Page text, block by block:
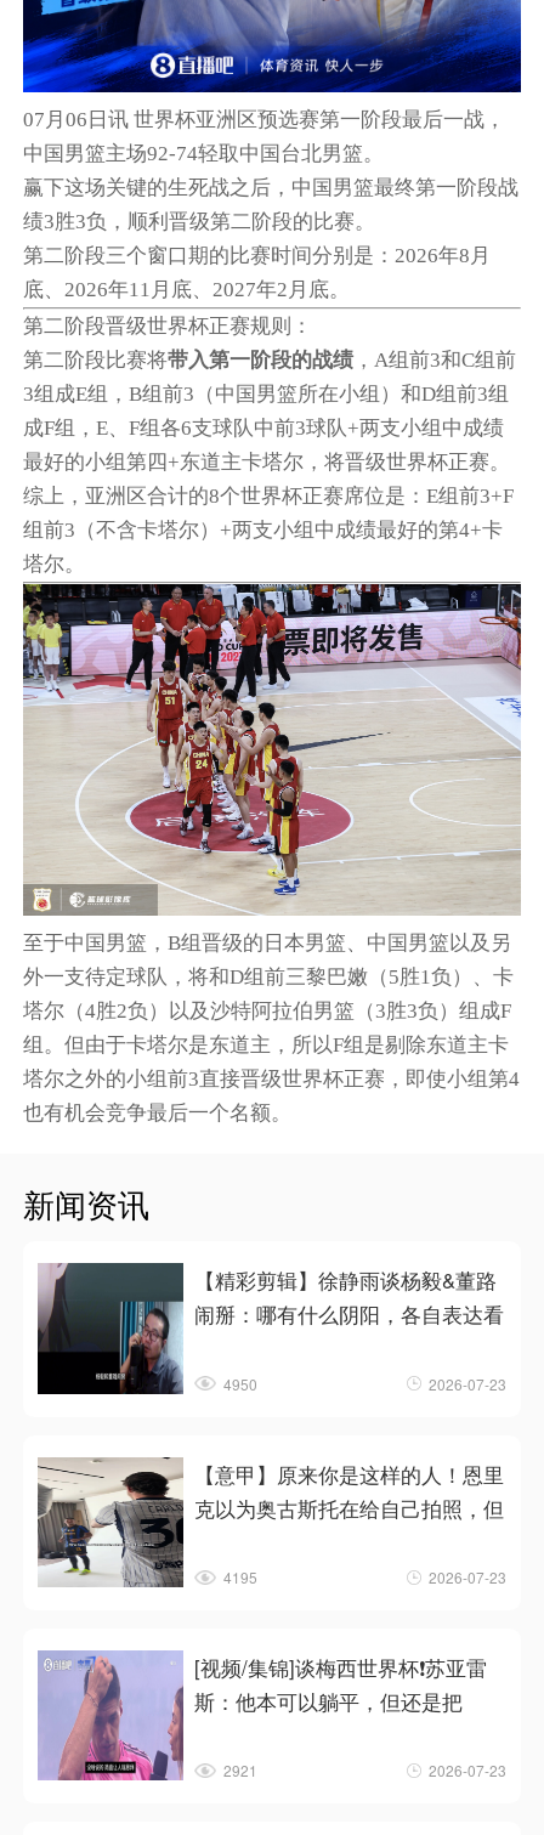
07月06日讯 世界杯亚洲区预选赛第一阶段最后一战，
中国男篮主场92-74轻取中国台北男篮。
赢下这场关键的生死战之后，中国男篮最终第一阶段战
绩3胜3负，顺利晋级第二阶段的比赛。
第二阶段三个窗口期的比赛时间分别是：2026年8月
底、2026年11月底、2027年2月底。
第二阶段晋级世界杯正赛规则：
第二阶段比赛将带入第一阶段的战绩 ，A组前3和C组前
3组成E组，B组前3（中国男篮所在小组）和D组前3组
成F组，E、F组各6支球队中前3球队+两支小组中成绩
最好的小组第四+东道主卡塔尔，将晋级世界杯正赛。
综上，亚洲区合计的8个世界杯正赛席位是：E组前3+F
组前3（不含卡塔尔）+两支小组中成绩最好的第4+卡
塔尔。
至于中国男篮，B组晋级的日本男篮、中国男篮以及另
外一支待定球队，将和D组前三黎巴嫩（5胜1负）、卡
塔尔（4胜2负）以及沙特阿拉伯男篮（3胜3负）组成F
组。但由于卡塔尔是东道主，所以F组是剔除东道主卡
塔尔之外的小组前3直接晋级世界杯正赛，即使小组第4
也有机会竞争最后一个名额。
新闻资讯
【精彩剪辑】徐静雨谈杨毅&董路
闹掰：哪有什么阴阳，各自表达看
4950 2026-07-23
【意甲】原来你是这样的人！恩里
克以为奥古斯托在给自己拍照，但
4195 2026-07-23
[视频/集锦]谈梅西世界杯❗苏亚雷
斯：他本可以躺平，但还是把
2921 2026-07-23